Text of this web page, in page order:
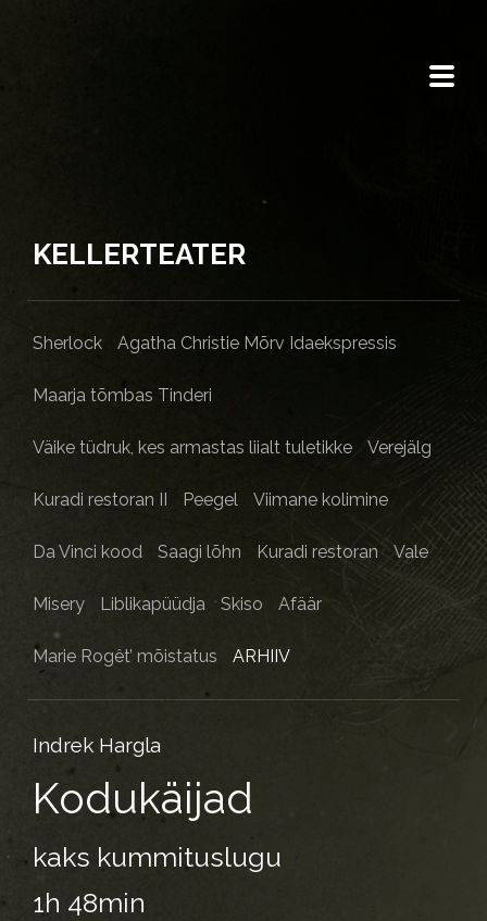
KELLERTEATER
Sherlock Agatha Christie Mõrv Idaekspressis
Maarja tõmbas Tinderi
Väike tüdruk, kes armastas liialt tuletikke Verejälg
Kuradi restoran II Peegel Viimane kolimine
Da Vinci kood Saagi lõhn Kuradi restoran Vale
Misery Liblikapüüdja Skiso Afäär
Marie Rogêt’ mõistatus ARHIIV
Indrek Hargla
Kodukäijad
kaks kummituslugu
1h 48min